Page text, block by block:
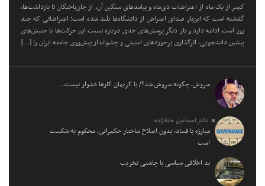
کمتر از یک ماه از اعتراضات دی‌ماه و پیامد‌های سنگین آن، از جان‌باختگان تا بازداشت‌ها،
گذشته است که این‌بار صدای اعتراض از دانشگاه‌ها بلند شده است؛ اعتراضاتی که چند
روز است ادامه دارد و بار دیگر پرسش‌های جدی درباره نسبت این حرکت‌ها با جنبش‌های
پیشین دانشجویی، اثرگذاری برخورد‌های امنیتی و چشم‌انداز پیش‌روی جامعه ایران را […]
سروش، چگونه سروش شد؟/ با کریمان کارها دشوار نیست…
دکتر اسماعیل خلفازاده
مبارزه با فساد، بدون اصلاح ساختار حکمرانی، محکوم به شکست
است
بد اخلاقی سیاسی با چاشنی تخریب